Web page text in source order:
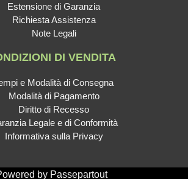
Estensione di Garanzia
Richiesta Assistenza
Note Legali
DI VENDITA
e Modalità di Consegna
Modalità di Pagamento
Diritto di Recesso
Legale e di Conformità
Informativa sulla Privacy
by Passepartout